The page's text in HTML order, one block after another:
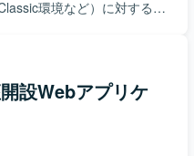
環境など）に対する保
改修を行っていただきま
まで一連の対応を担当し
じて対応していただきま
知識や経験を活かしつ
設Webアプリケ